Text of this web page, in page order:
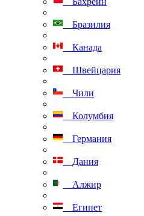
Бразилия
Канада
Швейцария
Чили
Колумбия
Германия
Дания
Алжир
Египет